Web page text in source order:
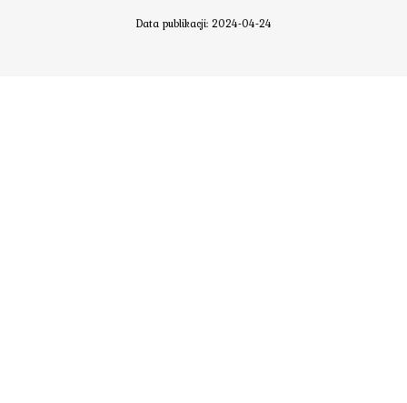
Data publikacji: 2024-04-24